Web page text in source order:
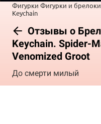
Фигурки Фигурки и
Keychain
Отзывы о
Keychain. Spider-
Venomized Groot
До смерти милый